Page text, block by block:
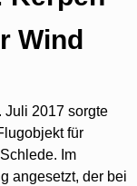
Wind
Juli 2017 sorgte
für
Im
angesetzt, der bei